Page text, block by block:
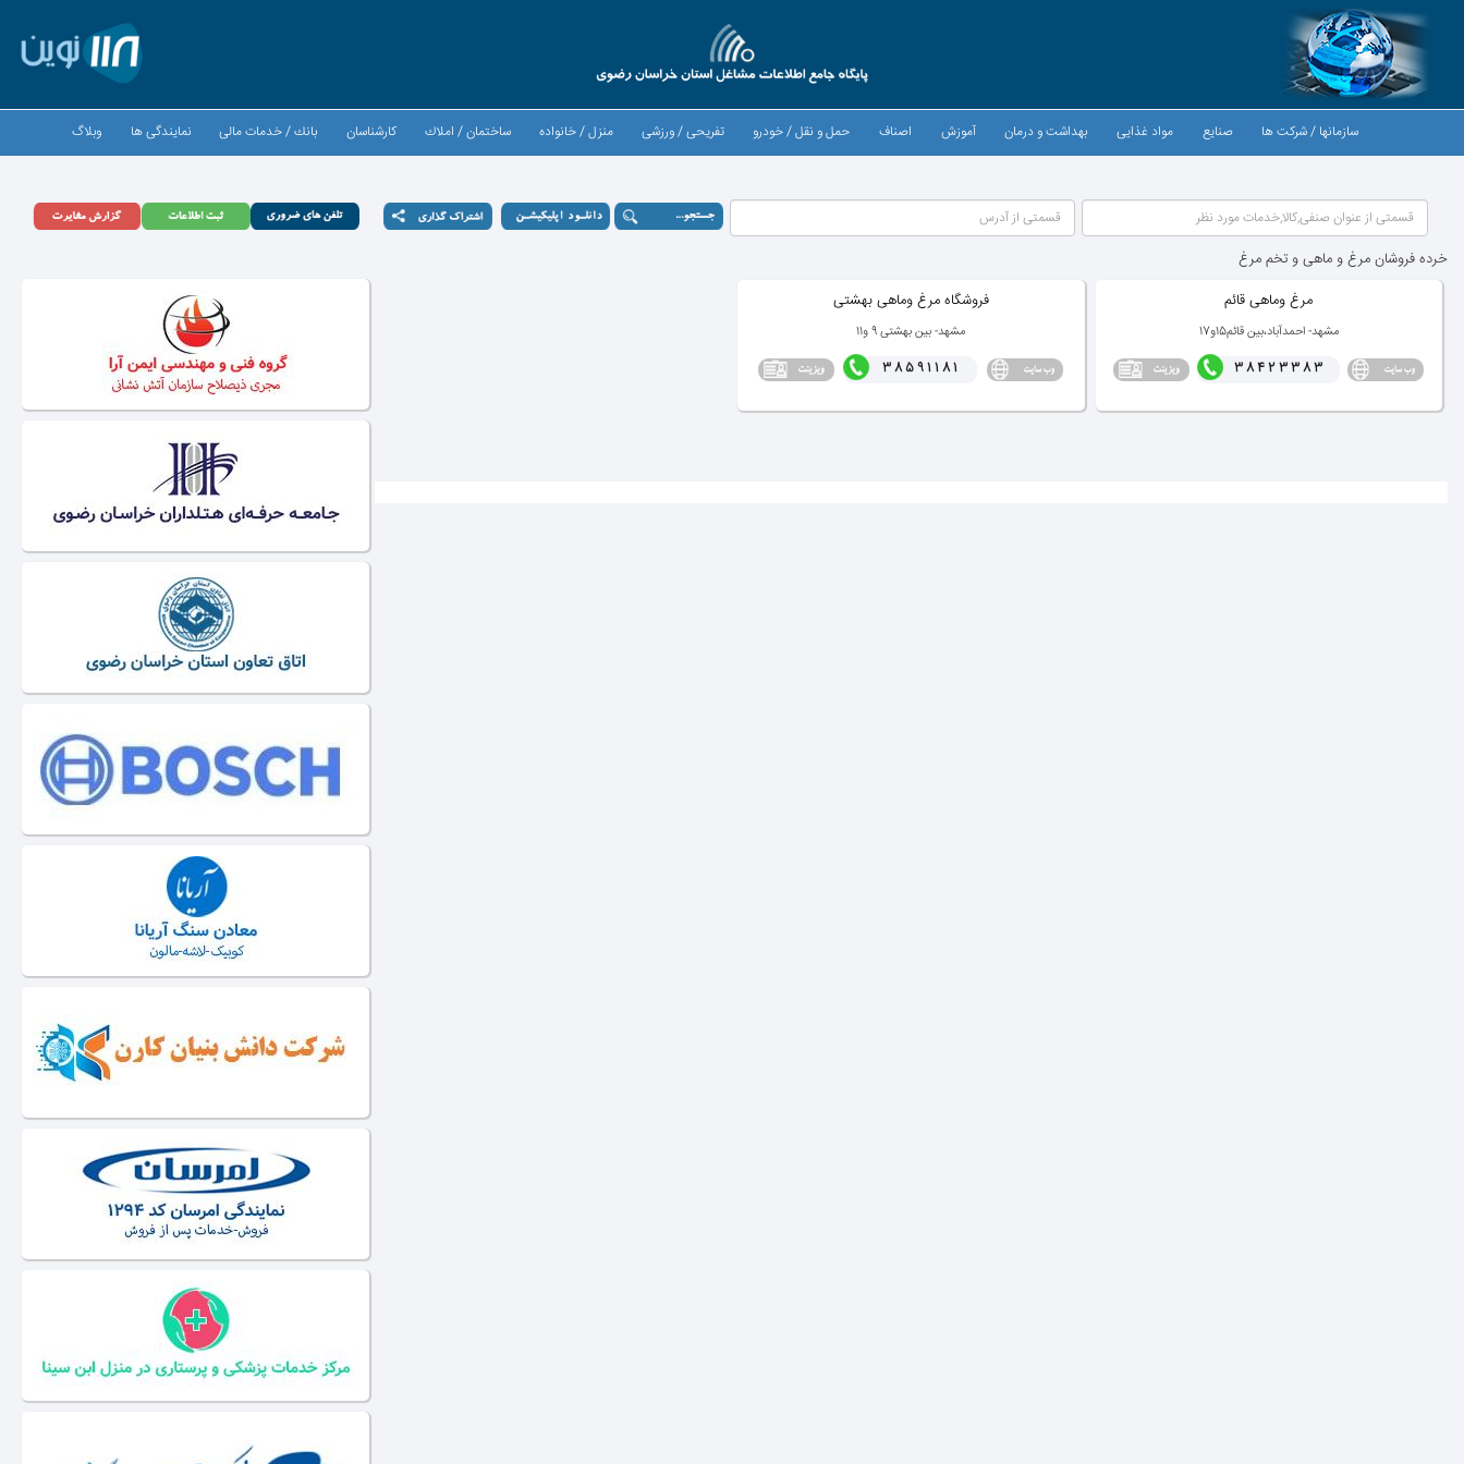
سازمانها / شركت ها صنایع مواد غذایی بهداشت و درمان آموزش اصناف حمل و نقل / خودرو تفریحی / ورزشی منزل / خانواده ساختمان / املاك كارشناسان بانك / خدمات مالی نمایندگی ها وبلاگ
خرده فروشان مرغ و ماهی و تخم مرغ
مرغ وماهی قائم
مشهد- احمدآباد،بین قائم15و17
38423383
فروشگاه مرغ وماهی بهشتی
مشهد- بین بهشتی 9 و11
38591181